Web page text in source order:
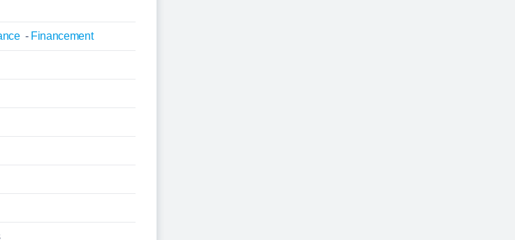
- Financement